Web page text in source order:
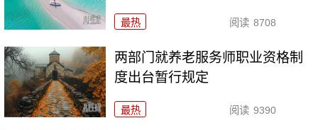
最热 阅读 8708
两部门就养老服务师职业资格制
度出台暂行规定
最热 阅读 9390